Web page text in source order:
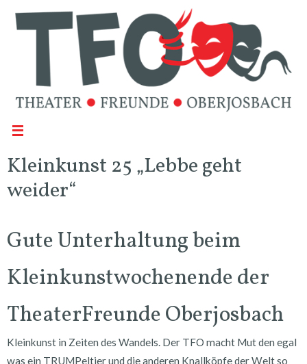
Kleinkunst 25 „Lebbe geht
weider“
Gute Unterhaltung beim
Kleinkunstwochenende der
TheaterFreunde Oberjosbach
Kleinkunst in Zeiten des Wandels. Der TFO macht Mut den egal
was ein TRUMPeltier und die anderen Knallköpfe der Welt so